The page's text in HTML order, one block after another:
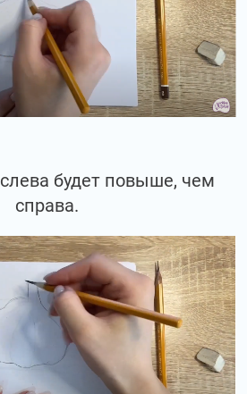
будет повыше, чем
справа.